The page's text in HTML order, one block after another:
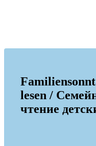
lesen /
чтениe